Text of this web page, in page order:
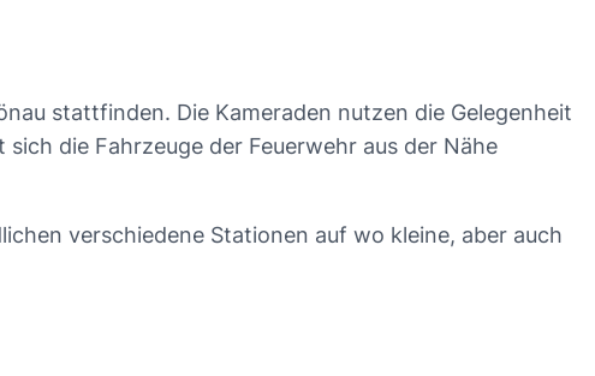
stattfinden. Die Kameraden nutzen die Gelegenheit
die Fahrzeuge der Feuerwehr aus der Nähe
verschiedene Stationen auf wo kleine, aber auch